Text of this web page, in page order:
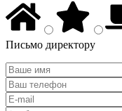
Письмо директору